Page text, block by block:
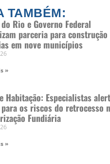
TAMBÉM:
Rio e Governo Federal
parceria para construção
em nove municípios
»
Habitação: Especialistas
para os riscos do retrocesso
Fundiária
»